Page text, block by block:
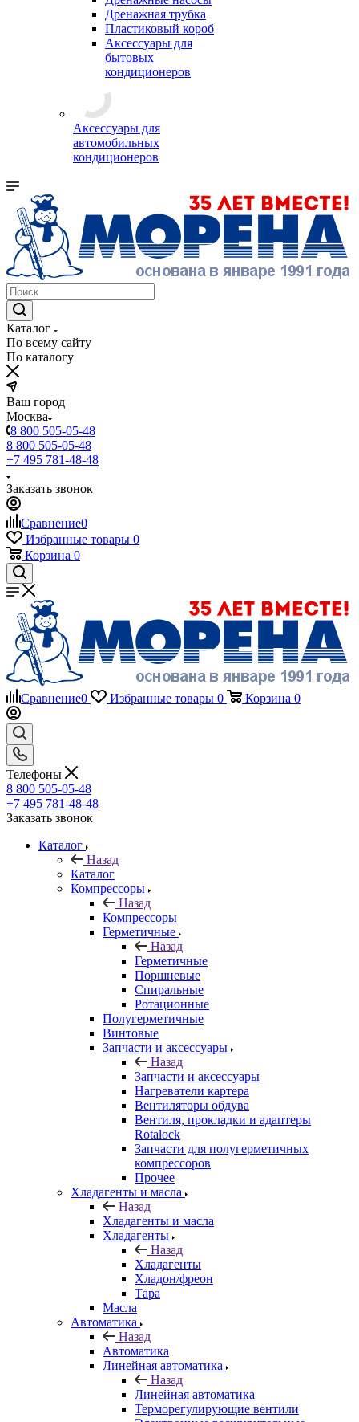
Дренажная трубка
Пластиковый короб
Аксессуары для
бытовых
кондиционеров
Аксессуары для
автомобильных
кондиционеров
Каталог
По всему сайту
По каталогу
Ваш город
Москва
8 800 505-05-48
8 800 505-05-48
+7 495 781-48-48
Заказать звонок
Сравнение0
Избранные товары 0
Корзина 0
Сравнение0 Избранные товары 0 Корзина 0
Телефоны
8 800 505-05-48
+7 495 781-48-48
Заказать звонок
Каталог
Назад
Каталог
Компрессоры
Назад
Компрессоры
Герметичные
Назад
Герметичные
Поршневые
Спиральные
Ротационные
Полугерметичные
Винтовые
Запчасти и аксессуары
Назад
Запчасти и аксессуары
Нагреватели картера
Вентиляторы обдува
Вентиля, прокладки и адаптеры
Rotalock
Запчасти для полугерметичных
компрессоров
Прочее
Хладагенты и масла
Назад
Хладагенты и масла
Хладагенты
Назад
Хладагенты
Хладон/фреон
Тара
Масла
Автоматика
Назад
Автоматика
Линейная автоматика
Назад
Линейная автоматика
Терморегулирующие вентили